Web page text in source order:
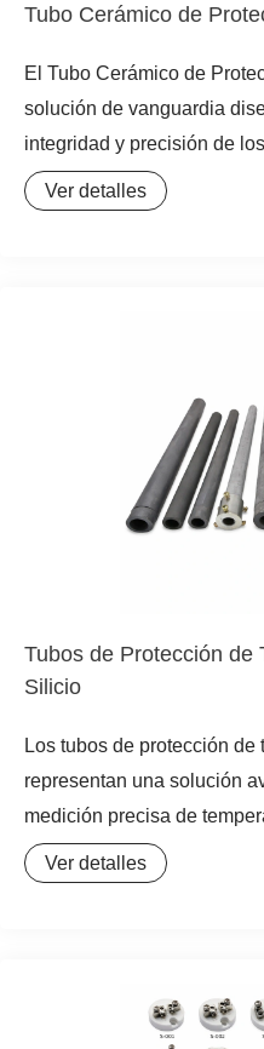
Tubo Cerámico de
El Tubo Cerámico de
solución de vanguardia
integridad y precisión de
los entornos industriales
tecnología de cerámica de
prolongar la vida útil de las
mediciones fiables y
en procesos de alta
Ver detalles
Tubos de Protección de
Silicio
Los tubos de protección
representan una solución
medición precisa de
extremos. Fabricados a
una cerámica técnica de
composición química y
Ver detalles